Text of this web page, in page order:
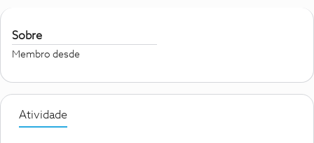
Sobre
Membro desde
Atividade